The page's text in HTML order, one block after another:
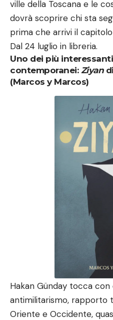
ville della Toscana e le
dovrà scoprire chi sta
prima che arrivi il
Dal 24 luglio in libreria.
Uno dei più
contemporanei: Ziyandi
(Marcos y Marcos)
Hakan Günday tocca
antimilitarismo, rapporto
Oriente e Occidente,